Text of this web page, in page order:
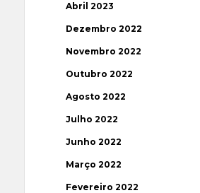
Abril 2023
Dezembro 2022
Novembro 2022
Outubro 2022
Agosto 2022
Julho 2022
Junho 2022
Março 2022
Fevereiro 2022